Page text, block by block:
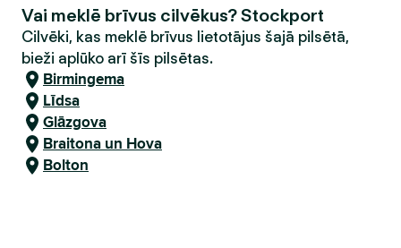
Vai meklē brīvus cilvēkus? Stockport
Cilvēki, kas meklē brīvus lietotājus šajā pilsētā,
bieži aplūko arī šīs pilsētas.
Birmingema
Līdsa
Glāzgova
Braitona un Hova
Bolton